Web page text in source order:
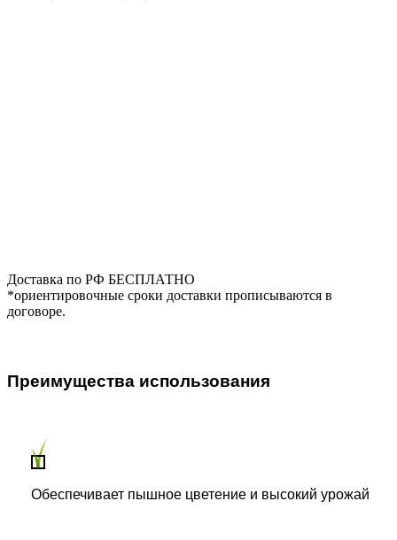
Доставка по РФ БЕСПЛАТНО
*ориентировочные сроки доставки прописываются в
договоре.
Преимущества использования
Обеспечивает пышное цветение и высокий урожай